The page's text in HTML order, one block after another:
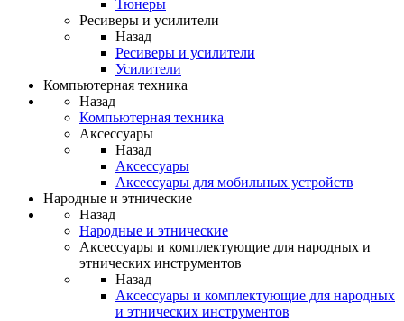
Тюнеры
Ресиверы и усилители
Назад
Ресиверы и усилители
Усилители
Компьютерная техника
Назад
Компьютерная техника
Аксессуары
Назад
Аксессуары
Аксессуары для мобильных устройств
Народные и этнические
Назад
Народные и этнические
Аксессуары и комплектующие для народных и
этнических инструментов
Назад
Аксессуары и комплектующие для народных
и этнических инструментов